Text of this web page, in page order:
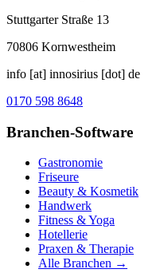
Stuttgarter Straße 13
70806 Kornwestheim
info [at] innosirius [dot] de
0170 598 8648
Branchen-Software
Gastronomie
Friseure
Beauty & Kosmetik
Handwerk
Fitness & Yoga
Hotellerie
Praxen & Therapie
Alle Branchen →